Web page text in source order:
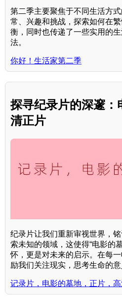
第二季主要聚焦于不同生活方
常、兴趣和挑战，探索如何在
衡，同时也传递了一些实用的
法。
你好！生活家第二季
探寻纪录片的深邃：
清正片
纪录片让我们重新审视世界，
索未知的领域，这使得“电影的
怀，更是对未来的启示。在每
励我们关注现实，思考生命的意
记录片，电影的墓地，正片，高